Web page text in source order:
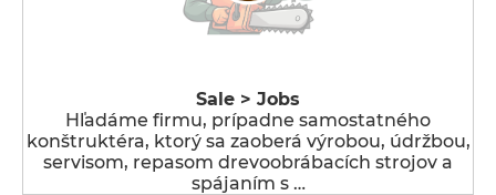
Sale > Jobs
Hľadáme firmu, prípadne samostatného
konštruktéra, ktorý sa zaoberá výrobou, údržbou,
servisom, repasom drevoobrábacích strojov a
spájaním s …